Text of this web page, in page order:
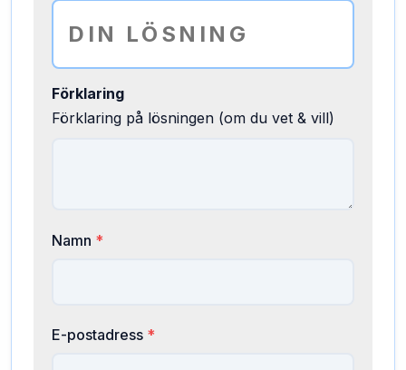
Förklaring
Förklaring på lösningen (om du vet & vill)
Namn *
E-postadress *